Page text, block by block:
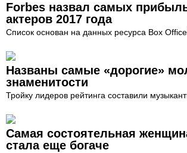
Forbes назвал самых
актеров 2017 года
Список основан на данных ресурса Box
Названы самые «дорогие»
знаменитости
Тройку лидеров рейтинга составили
Самая состоятельная
стала еще богаче